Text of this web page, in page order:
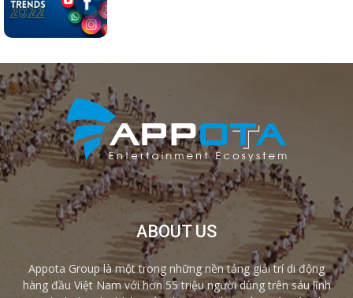
ABOUT US
Appota Group là một trong những nền tảng giải trí di động
hàng đầu Việt Nam với hơn 55 triệu người dùng trên sáu lĩnh